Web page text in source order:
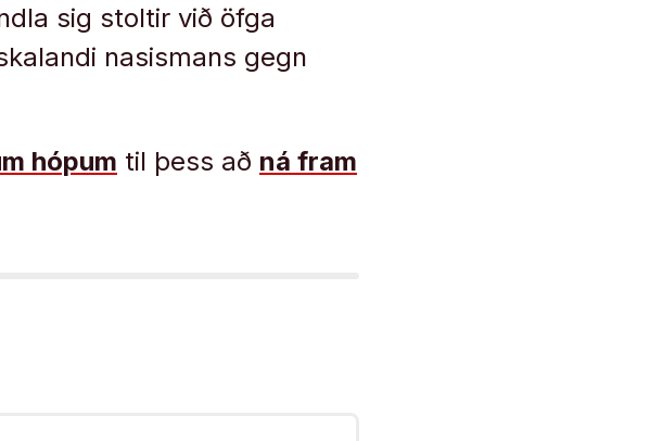
sig stoltir við öfga
nasismans gegn
hópum til þess að ná fram